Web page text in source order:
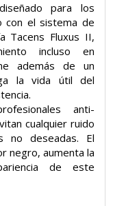
para los
con el sistema de
Tacens Fluxus II,
incluso en
además de un
la vida útil del
anti-
cualquier ruido
no deseadas. El
negro, aumenta la
de este